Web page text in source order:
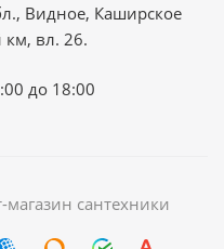
Видное, Каширское
км, вл. 26.
до 18:00
сантехники